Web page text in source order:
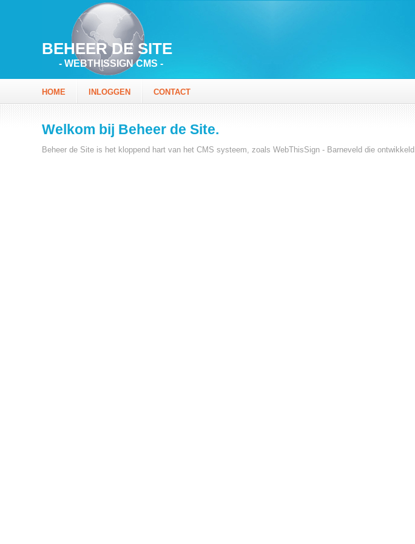
BEHEER DE SITE
- WEBTHISSIGN CMS -
HOME INLOGGEN CONTACT
Welkom bij Beheer de Site.
Beheer de Site is het kloppend hart van het CMS systeem, zoals WebThisSign - Barneveld die ontwikkeld.